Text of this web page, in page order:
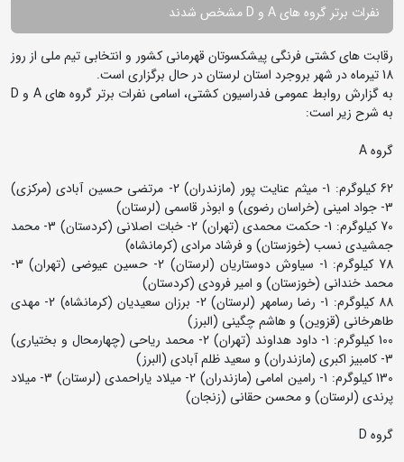
نفرات برتر گروه های A و D مشخص شدند
رقابت های کشتی فرنگی پیشکسوتان قهرمانی کشور و انتخابی تیم ملی از روز
18 تیرماه در شهر بروجرد استان لرستان در حال برگزاری است.
به گزارش روابط عمومی فدراسیون کشتی، اسامی نفرات برتر گروه های A و D
به شرح زیر است:
گروه A
62 کیلوگرم: 1- میثم عنایت پور (مازندران) 2- مرتضی حسین آبادی (مرکزی)
3- جواد امینی (خراسان رضوی) و ابوذر قاسمی (لرستان)
70 کیلوگرم: 1- حکمت محمدی (تهران) 2- خبات اصلانی (کردستان) 3- محمد
جمشیدی نسب (خوزستان) و فرشاد مرادی (کرمانشاه)
78 کیلوگرم: 1- سیاوش دوستاریان (لرستان) 2- حسین عیوضی (تهران) 3-
محمد خندانی (خوزستان) و امیر فرودی (کردستان)
88 کیلوگرم: 1- رضا رسامهر (لرستان) 2- برزان سعیدیان (کرمانشاه) 2- مهدی
طاهرخانی (قزوین) و هاشم چگینی (البرز)
100 کیلوگرم: 1- داود هداوند (تهران) 2- محمد ریاحی (چهارمحال و بختیاری)
3- کامبیز اکبری (مازندران) و سعید ظلم آبادی (البرز)
130 کیلوگرم: 1- رامین امامی (مازندران) 2- میلاد یاراحمدی (لرستان) 3- میلاد
پرندی (لرستان) و محسن حقانی (زنجان)
گروه D